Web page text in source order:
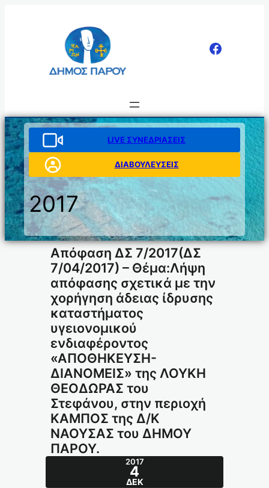
LIVE ΣΥΝΕΔΡΙΑΣΕΙΣ
ΔΙΑΒΟΥΛΕΥΣΕΙΣ
2017
Απόφαση ΔΣ 7/2017(ΔΣ
7/04/2017) – Θέμα:Λήψη
απόφασης σχετικά με την
χορήγηση άδειας ίδρυσης
καταστήματος
υγειονομικού
ενδιαφέροντος
«ΑΠΟΘΗΚΕΥΣΗ-
ΔΙΑΝΟΜΕΙΣ» της ΛΟΥΚΗ
ΘΕΟΔΩΡΑΣ του
Στεφάνου, στην περιοχή
ΚΑΜΠΟΣ της Δ/Κ
ΝΑΟΥΣΑΣ του ΔΗΜΟΥ
ΠΑΡΟΥ.
2017
4
ΔΕΚ